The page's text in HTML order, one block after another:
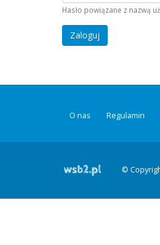
Hasło powiązane z nazwą
O nas Regulamin
©